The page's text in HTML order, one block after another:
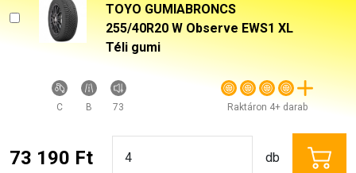
TOYO GUMIABRONCS
255/40R20 W Observe EWS1 XL
Téli gumi
C B 73 Raktáron 4+ darab
73 190 Ft db